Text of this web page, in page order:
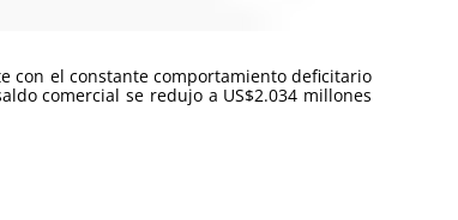
con el constante comportamiento deficitario
comercial se redujo a US$2.034 millones